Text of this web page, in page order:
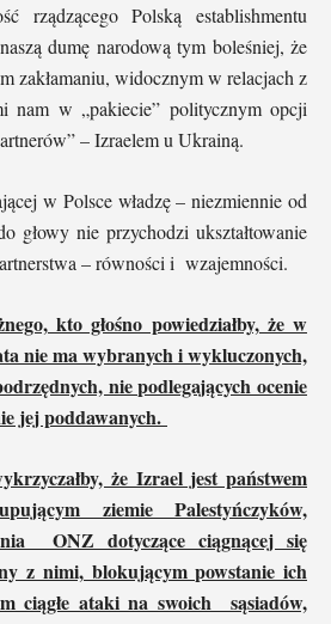
rządzącego Polską establishmentu
dumę narodową tym boleśniej, że
zakłamaniu, widocznym w relacjach z
nam w „pakiecie” politycznym opcji
– Izraelem u Ukrainą.
w Polsce władzę – niezmiennie od
głowy nie przychodzi ukształtowanie
– równości i wzajemności.
kto głośno powiedziałby, że w
nie ma wybranych i wykluczonych,
nie podlegających ocenie
jej poddawanych.
że Izrael jest państwem
ziemie Palestyńczyków,
ONZ dotyczące ciągnącej się
z nimi, blokującym powstanie ich
ciągłe ataki na swoich sąsiadów,